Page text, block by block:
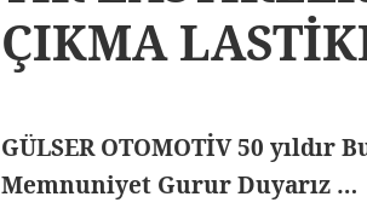
ÇIKMA
GÜLSER OTOMOTİV 50
Memnuniyet Gurur Duyarız